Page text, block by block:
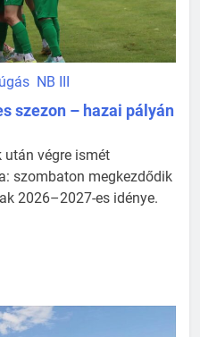
NB III
szezon – hazai pályán
után végre ismét
szombaton megkezdődik
2026–2027-es idénye.